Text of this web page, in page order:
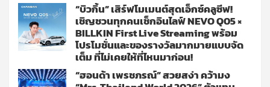
“บิวกิ้น” เสิร์ฟโมเมนต์สุดเอ็กซ์คลูซีฟ!
เชิญชวนทุกคนเช็กอินไลฟ์ NEVO Q05 ×
BILLKIN First Live Streaming พร้อม
โปรโมชั่นและของรางวัลมากมายแบบจัด
เต็ม ที่ไม่เคยให้ที่ไหนมาก่อน!
“ฮอนด้า เพรชภรณ์” สวยสง่า คว้ามง